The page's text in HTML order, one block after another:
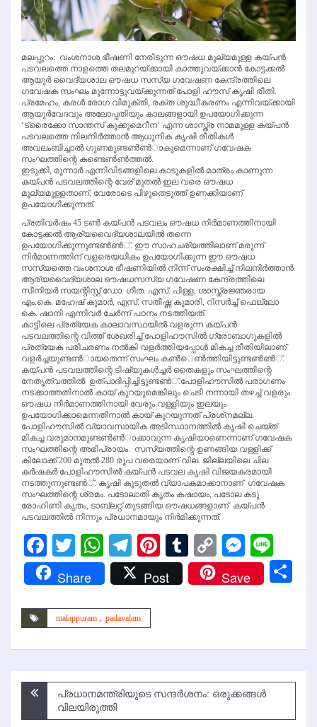
മലപ്പുറം: വംശനാശ ഭീഷണി നേരിടുന്ന ഔഷധ മുല്യമുള്ള കയ്പന്‍
പടവലത്തെ നാളത്തെ തലമുറയ്ക്കായി കാത്തുവയ്ക്കാന്‍ കോട്ടക്കല്‍
ആയുര്‍ വൈദ്യശാല ഔഷധ സസ്യ ഗവേഷണ കേന്ദ്രത്തിലെ
ഗവേഷക സംഘം മുന്നോട്ടുവയ്ക്കുന്നത് പോളി ഹൗസ് കൃഷി രീതി.
പ്രമേഹം, കരള്‍ രോഗ വിമുക്തി, രക്ത ശുദ്ധീകരണം എന്നിവയ്ക്കായി
ആയുര്‍വേദവും അലോപ്പതിയും കാലങ്ങളായി ഉപയോഗിക്കുന്ന
‘ട്രൈക്കോ സാന്തസ് കുക്കുമെറീന’ എന്ന ശാസ്ത്ര നാമമുള്ള കയ്പന്‍
പടവലത്തെ നിലനിര്‍ത്താന്‍ ആധുനിക കൃഷി രീതികള്‍
അവലംബിച്ചാല്‍ ഗുണമുണ്ടണ്‍ണ്‍ാകുമെന്നാണ് ഗവേഷക
സംഘത്തിന്റെ കണ്ടെണ്‍ണ്‍ത്തല്‍.
ഇടുക്കി, മൂന്നാര്‍ എന്നിവിടങ്ങളിലെ കാടുകളില്‍ മാത്രം കാണുന്ന
കയ്പന്‍ പടവലത്തിന്റെ വേര് മുതല്‍ ഇല വരെ ഔഷധ
മൂല്യമുള്ളതാണ്. വേരോടെ പിഴുതെടുത്ത് ഉണക്കിയാണ്
ഉപയോഗിക്കുന്നത്.
പ്രതിവര്‍ഷം 45 ടണ്‍ കയ്പന്‍ പടവലം ഔഷധ നിര്‍മാണത്തിനായി
കോട്ടക്കല്‍ ആര്യവൈദ്യശാലയില്‍ തന്നെ
ഉപയോഗിക്കുന്നുണ്ടണ്‍ണ്‍്. ഈ സാഹചര്യത്തിലാണ് മരുന്ന്
നിര്‍മാണത്തിന് വളരെയധികം ഉപയോഗിക്കുന്ന ഈ ഔഷധ
സസ്യത്തെ വംശനാശ ഭീഷണിയില്‍ നിന്ന് സംരക്ഷിച്ച് നിലനിര്‍ത്താന്‍
ആര്യവൈദ്യശാല ഔഷധസസ്യ ഗവേഷണ കേന്ദ്രത്തിലെ
സീനിയര്‍ സയന്റിസ്റ്റ് ഡോ. ഗീത. എസ്. പിള്ള, ശാസ്ത്രജ്ഞരായ
എം.കെ. മഹേഷ് കുമാര്‍, എസ്. സതീഷ്ണ കുമാരി, റിസര്‍ച്ച് ഫെല്ലോ
കെ. ഷാനി എന്നിവര്‍ ചേര്‍ന്ന് പഠനം നടത്തിയത്.
കാട്ടിലെ പ്രത്യേക കാലാവസ്ഥയില്‍ വളരുന്ന കയ്പന്‍
പടവലത്തിന്റെ വിത്ത് ശേഖരിച്ച് പോളിഹൗസില്‍ ഗ്രോബാഗുകളില്‍
പ്രത്യേക പരിചരണം നല്‍കി വളര്‍ത്തിയപ്പോള്‍ മികച്ച രീതിയിലാണ്
വളര്‍ച്ചയുണ്ടണ്‍ായതെന്ന് സംഘം കണ്‍െണ്‍ത്തിയിട്ടുണ്ടണ്‍ണ്‍്.
കയ്പന്‍ പടവലത്തിന്റെ ടിഷ്യുകള്‍ച്ചര്‍ തൈകളും സംഘത്തിന്റെ
നേതൃത്വത്തില്‍ ഉത്പാദിപ്പിച്ചിട്ടുണ്ടണ്‍്.പോളിഹൗസില്‍ പരാഗണം
നടക്കാത്തതിനാല്‍ കായ് കുറയുമെങ്കിലും ചെടി നന്നായി തഴച്ച് വളരും.
ഔഷധ നിര്‍മാണത്തിനായി വേരും വള്ളിയും ഇലയും
ഉപയോഗിക്കാമെന്നതിനാല്‍ കായ് കുറയുന്നത് പ്രശ്‌നമല്ല.
പോളിഹൗസില്‍ വ്യാവസായിക അടിസ്ഥാനത്തില്‍ കൃഷി ചെയ്ത്
മികച്ച വരുമാനമുണ്ടണ്‍ണ്‍ാക്കാവുന്ന കൃഷിയാണെന്നാണ് ഗവേഷക
സംഘത്തിന്റെ അഭിപ്രായം. സസ്യത്തിന്റെ ഉണങ്ങിയ വള്ളിക്ക്
കിലോക്ക് 200 മുതല്‍ 280 രൂപ വരെയാണ് വില. ജില്ലയിലെ ചില
കര്‍ഷകര്‍ പോളിഹൗസില്‍ കയ്പന്‍ പടവല കൃഷി വിജയകരമായി
നടത്തുന്നുണ്ടണ്‍്. കൃഷി കൂടുതല്‍ വ്യാപകമാക്കാനാണ് ഗവേഷക
സംഘത്തിന്റെ ശ്രമം. പടോലാതി കൃതം കഷായം, പടോല കടു
രോഹിണി കൃതം, ടാബ്‌ലറ്റ് തുടങ്ങിയ ഔഷധങ്ങളാണ് കയ്പന്‍
പടവലത്തില്‍ നിന്നും പ്രധാനമായും നിര്‍മിക്കുന്നത്.
Facebook
TwitterWhatsApp
Telegram
Pinterest
Tumblr
Copy
Link
Share Post Save
malappuram , padavalam
Post
navigation
പ്രധാനമന്ത്രിയുടെ സന്ദര്‍ശനം: ഒരുക്കങ്ങള്‍
വിലയിരുത്തി